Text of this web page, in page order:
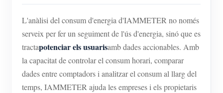
L'anàlisi del consum d'energia d'IAMMETER no només
serveix per fer un seguiment de l'ús d'energia, sinó que es
tractapotenciar els usuarisamb dades accionables. Amb
la capacitat de controlar el consum horari, comparar
dades entre comptadors i analitzar el consum al llarg del
temps, IAMMETER ajuda les empreses i els propietaris